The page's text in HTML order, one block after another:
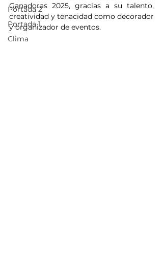
Portada 2
Portada 1
Clima
Ganadoras 2025, gracias a su talento,
creatividad y tenacidad como decorador
y organizador de eventos.